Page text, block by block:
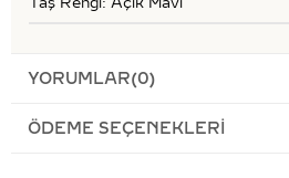
YORUMLAR(0)
ÖDEME SEÇENEKLERI